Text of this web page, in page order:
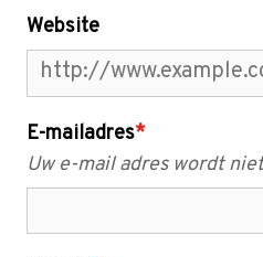
Website
E-mailadres*
Uw e-mail adres wordt